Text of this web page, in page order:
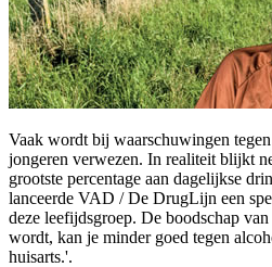
Vaak wordt bij waarschuwingen
jongeren verwezen. In realiteit blijkt
grootste percentage aan dagelijkse
lanceerde VAD / De DrugLijn een
deze leefijdsgroep. De boodschap
wordt, kan je minder goed tegen
huisarts.'.